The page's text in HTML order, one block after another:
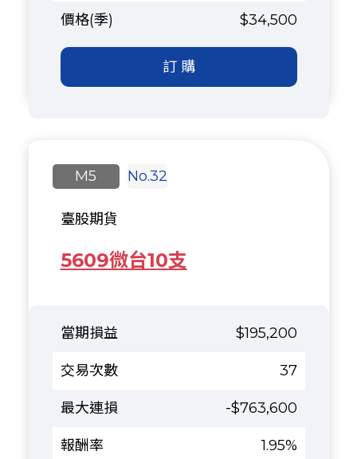
$34,500
訂 購
No.32
5609微台10支
臺股期貨
M5
$195,200
37
-$763,600
1.95%